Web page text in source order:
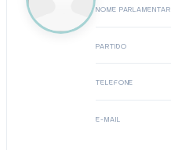
NOME PARLAMENTAR
PARTIDO
TELEFONE
E-MAIL